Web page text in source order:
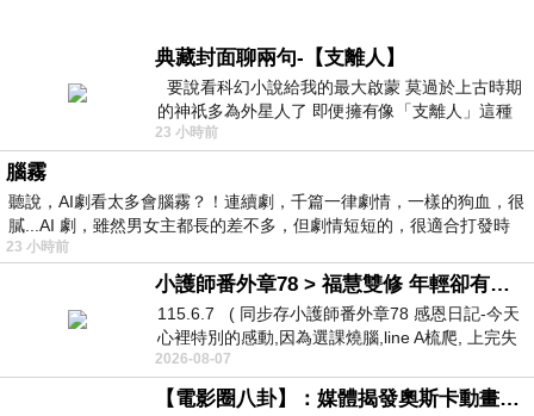
典藏封面聊兩句-【支離人】
要說看科幻小說給我的最大啟蒙 莫過於上古時期
的神祇多為外星人了 即便擁有像「支離人」這種
驚世駭俗的神通法門 也未必讀
23 小時前
腦霧
聽說，AI劇看太多會腦霧？！連續劇，千篇一律劇情，一樣的狗血，很
膩...AI 劇，雖然男女主都長的差不多，但劇情短短的，很適合打發時
23 小時前
小護師番外章78 > 福慧雙修 年輕卻有個老靈魂 ㄑ金剛經〉podcast
115.6.7 ( 同步存小護師番外章78 感恩日記-今天
心裡特別的感動,因為選課燒腦,line A梳爬, 上完失
智課的她,特來傾
2026-08-07
【電影圈八卦】：媒體揭發奧斯卡動畫項目投票醜聞！好萊塢為什麼看不起動畫電影？